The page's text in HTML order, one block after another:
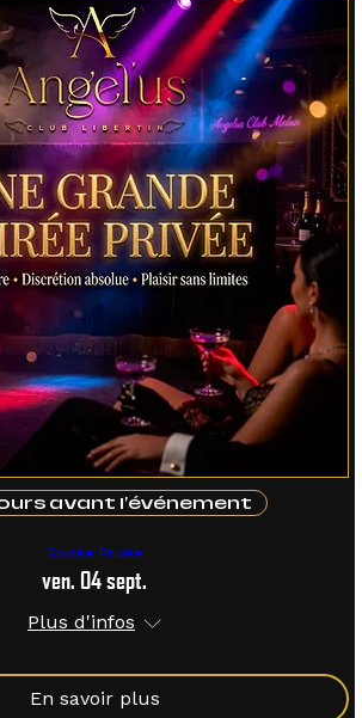
avant l'événement
Soirée Privée
ven. 04 sept.
Plus d'infos
En savoir plus